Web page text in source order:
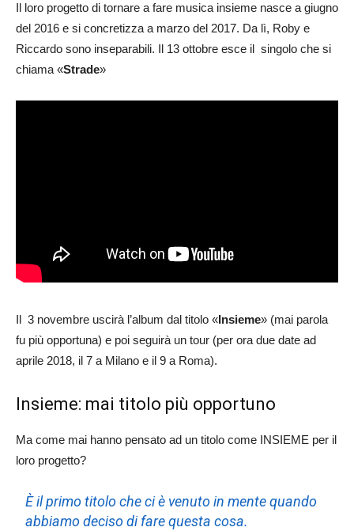
Il loro progetto di tornare a fare musica insieme nasce a giugno
del 2016 e si concretizza a marzo del 2017. Da lì, Roby e
Riccardo sono inseparabili. Il 13 ottobre esce il singolo che si
chiama «Strade»
Il 3 novembre uscirà l’album dal titolo «Insieme» (mai parola
fu più opportuna) e poi seguirà un tour (per ora due date ad
aprile 2018, il 7 a Milano e il 9 a Roma).
Insieme: mai titolo più opportuno
Ma come mai hanno pensato ad un titolo come INSIEME per il
loro progetto?
È il primo titolo che ci è venuto in mente quando
abbiamo deciso di fare questa cosa.